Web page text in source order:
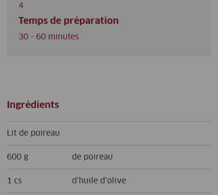
4
Temps de préparation
30 - 60 minutes
Ingrédients
Lit de poireau
600 g de poireau
1 cs d’huile d’olive